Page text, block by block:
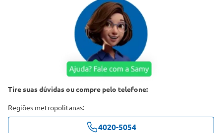
Tire suas dúvidas ou compre pelo telefone:
Regiões metropolitanas:
4020-5054